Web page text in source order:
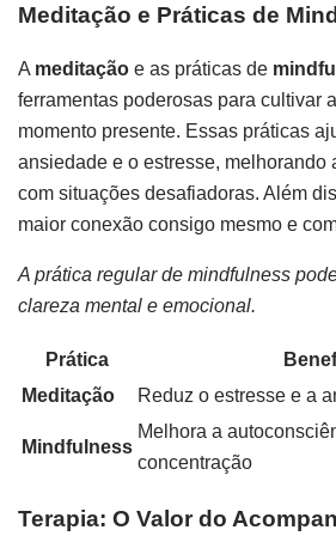
Meditação e Práticas de
A meditação e as práticas de
ferramentas poderosas para cultivar
momento presente. Essas práticas
ansiedade e o estresse, melhorando
com situações desafiadoras. Além
maior conexão consigo mesmo e
A prática regular de mindfulness
clareza mental e emocional.
Prática
Meditação
Reduz o estresse e a
Mindfulness
Melhora a
concentração
Terapia: O Valor do